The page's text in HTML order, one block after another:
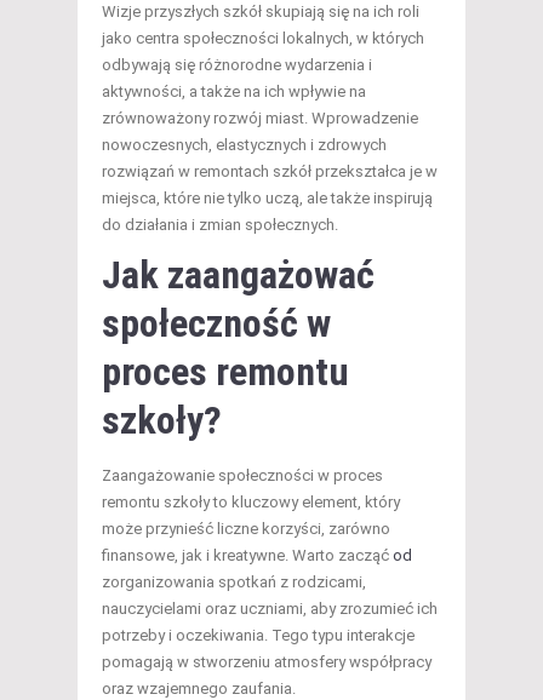
Wizje przyszłych szkół skupiają się na ich roli
jako centra społeczności lokalnych, w których
odbywają się różnorodne wydarzenia i
aktywności, a także na ich wpływie na
zrównoważony rozwój miast. Wprowadzenie
nowoczesnych, elastycznych i zdrowych
rozwiązań w remontach szkół przekształca je w
miejsca, które nie tylko uczą, ale także inspirują
do działania i zmian społecznych.
Jak zaangażować
społeczność w
proces remontu
szkoły?
Zaangażowanie społeczności w proces
remontu szkoły to kluczowy element, który
może przynieść liczne korzyści, zarówno
finansowe, jak i kreatywne. Warto zacząć od
zorganizowania spotkań z rodzicami,
nauczycielami oraz uczniami, aby zrozumieć ich
potrzeby i oczekiwania. Tego typu interakcje
pomagają w stworzeniu atmosfery współpracy
oraz wzajemnego zaufania.